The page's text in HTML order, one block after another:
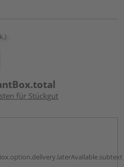
für Stückgut